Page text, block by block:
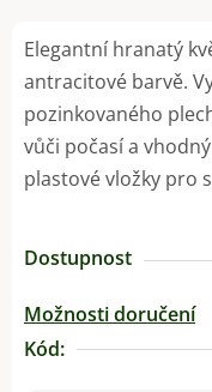
Elegantní hranatý
antracitové barvě.
pozinkovaného
vůči počasí a
plastové vložky pro
Dostupnost
Možnosti doručení
Kód: